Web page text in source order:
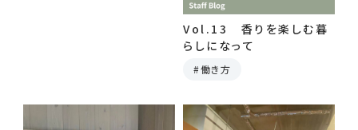
Vol.13 香りを楽しむ暮
らしになって
働き方